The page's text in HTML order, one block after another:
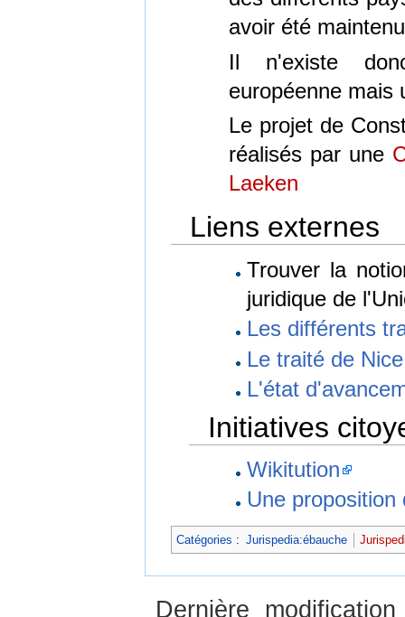
avoir été
Il n'existe
européenne
Le projet de
réalisés par une
Laeken
Liens externes
Trouver la
juridique de
Les différents
Le traité de Nice
L'état
Initiatives
Wikitution
Une proposition
Catégories : Jurispedia:ébauche
Dernière